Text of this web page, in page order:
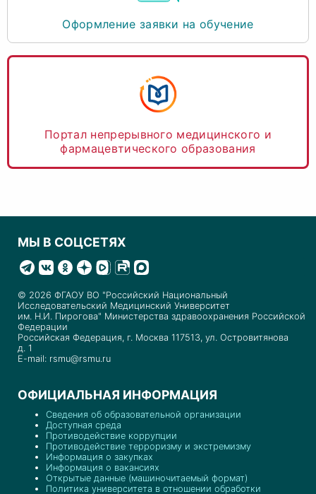
Оформление заявки на обучение
Портал непрерывного медицинского и
фармацевтического образования
МЫ В СОЦСЕТЯХ
© 2026 ФГАОУ ВО "Российский Национальный
Исследовательский Медицинский Университет
им. Н.И. Пирогова" Министерства здравоохранения Российской
Федерации
Российская Федерация, г. Москва 117513, ул. Островитянова
д. 1
E-mail: rsmu@rsmu.ru
ОФИЦИАЛЬНАЯ ИНФОРМАЦИЯ
Сведения об образовательной организации
Доступная среда
Противодействие коррупции
Противодействие терроризму и экстремизму
Информация о закупках
Информация о вакансиях
Открытые данные (машиночитаемый формат)
Политика университета в отношении обработки